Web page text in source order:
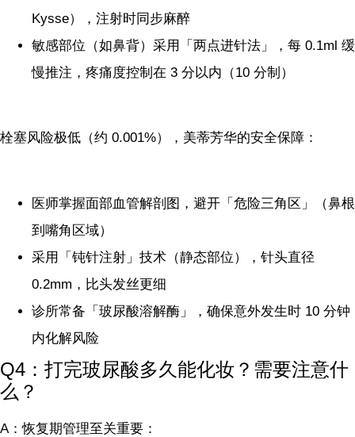
Kysse），注射时同步麻醉
敏感部位（如鼻背）采用「两点进针法」，每 0.1ml 缓
慢推注，疼痛度控制在 3 分以内（10 分制）
栓塞风险极低（约 0.001%），美蒂芳华的安全保障：
医师掌握面部血管解剖图，避开「危险三角区」（鼻根
到嘴角区域）
采用「钝针注射」技术（静态部位），针头直径
0.2mm，比头发丝更细
诊所常备「玻尿酸溶解酶」，确保意外发生时 10 分钟
内化解风险
Q4：打完玻尿酸多久能化妆？需要注意什
么？
A：恢复期管理至关重要：